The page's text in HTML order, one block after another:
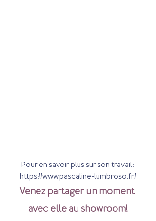
Pour en savoir plus sur son travail:
https://www.pascaline-lumbroso.fr/
Venez partager un moment
avec elle au showroom!